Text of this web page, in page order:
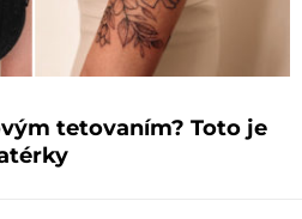
tetovaním? Toto je